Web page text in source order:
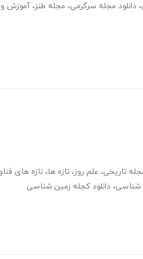
، دانلود مجله سرگرمی، مجله طنز، آموزش
تاریخی، علم روز، تازه ها، تازه های
شناسی، دانلود کجله زمین شناسی